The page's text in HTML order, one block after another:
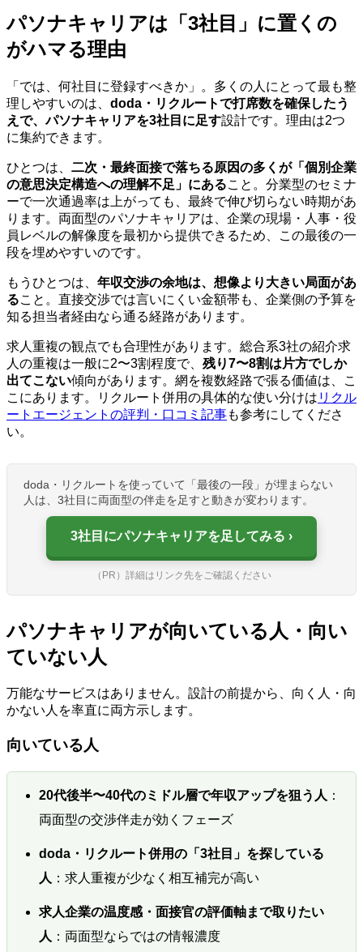
パソナキャリアは「3社目」に置くの
がハマる理由
「では、何社目に登録すべきか」。多くの人にとって最も整
理しやすいのは、 doda・リクルートで打席数を確保したう
えで、パソナキャリアを3社目に足す設計です。理由は2つ
に集約できます。
ひとつは、 二次・最終面接で落ちる原因の多くが「個別企業
の意思決定構造への理解不足」にあること。分業型のセミナ
ーで一次通過率は上がっても、最終で伸び切らない時期があ
ります。両面型のパソナキャリアは、企業の現場・人事・役
員レベルの解像度を最初から提供できるため、この最後の一
段を埋めやすいのです。
もうひとつは、 年収交渉の余地は、想像より大きい局面があ
ること。直接交渉では言いにくい金額帯も、企業側の予算を
知る担当者経由なら通る経路があります。
求人重複の観点でも合理性があります。総合系3社の紹介求
人の重複は一般に2〜3割程度で、 残り7〜8割は片方でしか
出てこない傾向があります。網を複数経路で張る価値は、こ
こにあります。リクルート併用の具体的な使い分けは リクル
ートエージェントの評判・口コミ記事も参考にしてくださ
い。
doda・リクルートを使っていて「最後の一段」が埋まらない
人は、3社目に両面型の伴走を足すと動きが変わります。
3社目にパソナキャリアを足してみる
（PR）詳細はリンク先をご確認ください
パソナキャリアが向いている人・向い
ていない人
万能なサービスはありません。設計の前提から、向く人・向
かない人を率直に両方示します。
向いている人
20代後半〜40代のミドル層で年収アップを狙う人 ：
両面型の交渉伴走が効くフェーズ
doda・リクルート併用の「3社目」を探している
人 ：求人重複が少なく相互補完が高い
求人企業の温度感・面接官の評価軸まで取りたい
人 ：両面型ならではの情報濃度